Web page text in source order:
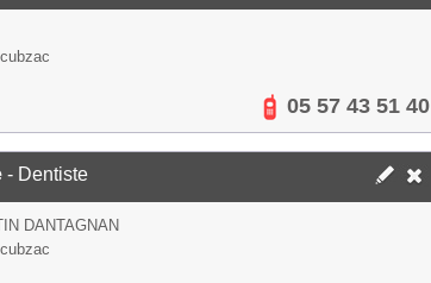
05 57 43 51 40
- Dentiste
DANTAGNAN